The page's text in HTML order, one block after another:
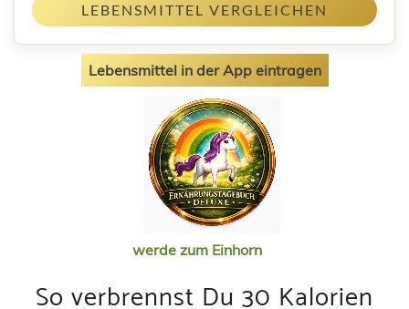
LEBENSMITTEL VERGLEICHEN
Lebensmittel in der App eintragen
werde zum Einhorn
So verbrennst Du 30 Kalorien